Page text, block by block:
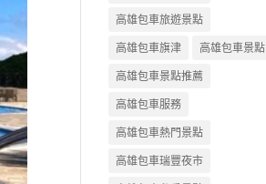
高雄包車旅遊景點
高雄包車旗津
高雄包車景點
高雄包車景點推薦
高雄包車服務
高雄包車熱門景點
高雄包車瑞豐夜市